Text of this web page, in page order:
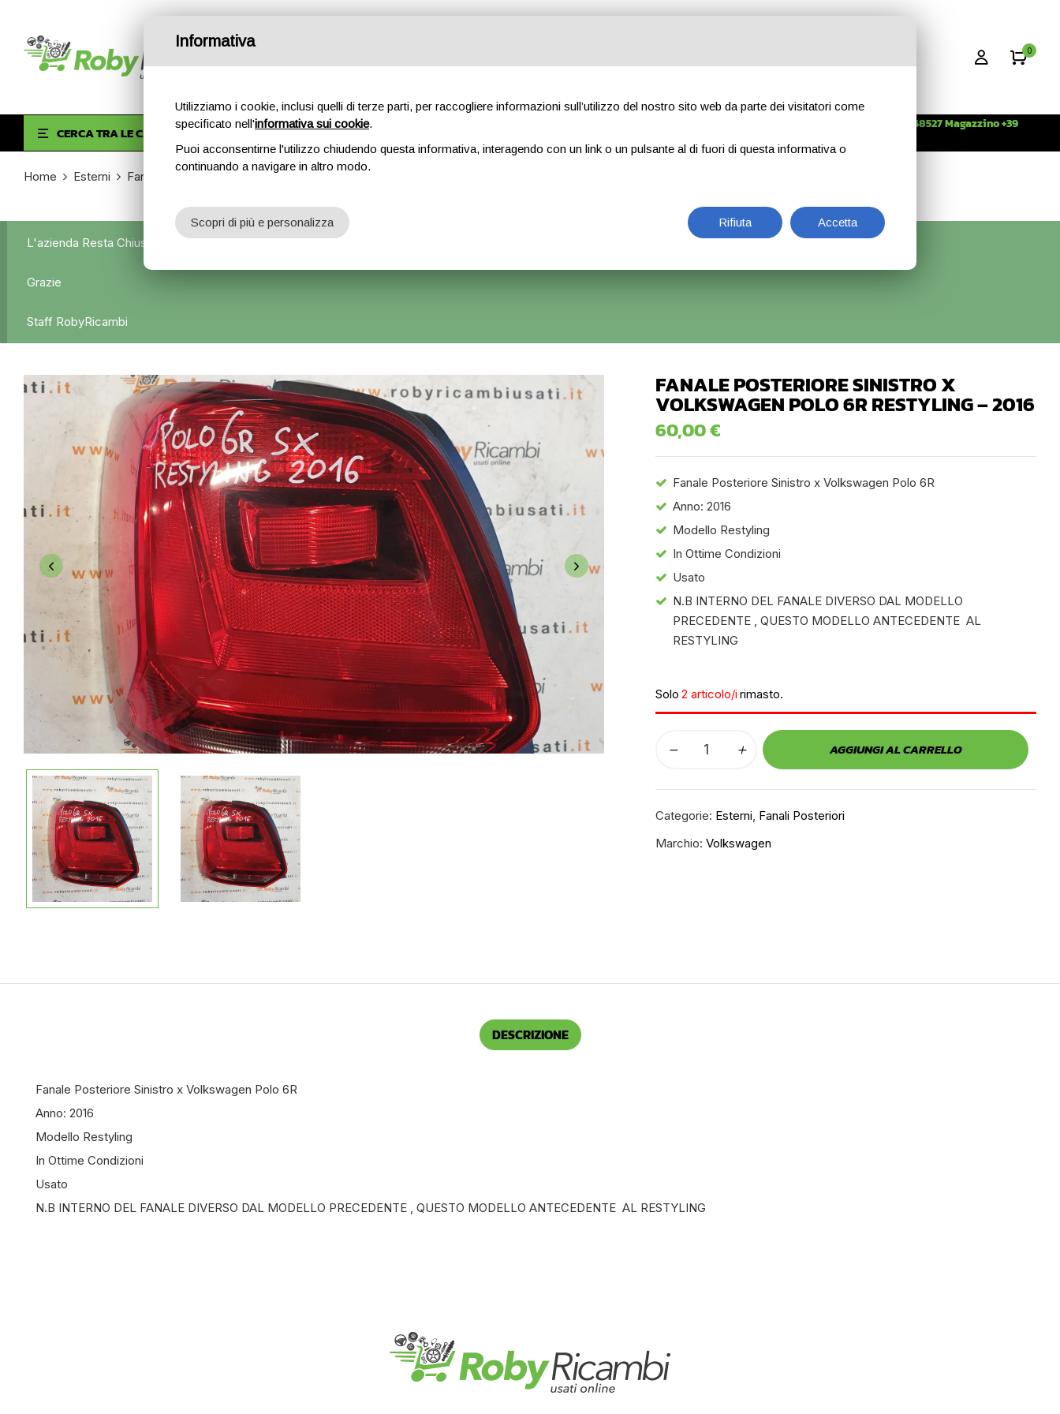
0
CERCA TRA LE CATEGORIE HOME
Info +39 3396268527 Magazzino +39
Home Esterni Fanali posteriori Fanale Posteriore Sinistro x Volkswagen Polo 6R Restyling – 2016
L'azienda Resta Chiusa Dal 5.08 Al 31.08 Qualsiasi Ordine Verrà Accettato Ma La Spedizione Ripartirà Dal 1 Settembre.
Grazie
Staff RobyRicambi
FANALE POSTERIORE SINISTRO X
VOLKSWAGEN POLO 6R RESTYLING – 2016
60,00€
Fanale Posteriore Sinistro x Volkswagen Polo 6R
Anno: 2016
Modello Restyling
In Ottime Condizioni
Usato
N.B INTERNO DEL FANALE DIVERSO DAL MODELLO
PRECEDENTE , QUESTO MODELLO ANTECEDENTE AL
RESTYLING
Solo 2 articolo/i rimasto.
AGGIUNGI AL CARRELLO
Categorie: Esterni Fanali Posteriori
Marchio:Volkswagen
DESCRIZIONE
Fanale Posteriore Sinistro x Volkswagen Polo 6R
Anno: 2016
Modello Restyling
In Ottime Condizioni
Usato
N.B INTERNO DEL FANALE DIVERSO DAL MODELLO PRECEDENTE , QUESTO MODELLO ANTECEDENTE AL RESTYLING
Informativa
Utilizziamo i cookie, inclusi quelli di terze parti, per raccogliere informazioni sull’utilizzo del nostro sito web da parte dei visitatori come
specificato nell'informativa sui cookie.
Puoi acconsentirne l'utilizzo chiudendo questa informativa, interagendo con un link o un pulsante al di fuori di questa informativa o
continuando a navigare in altro modo.
Rifiuta Accetta
Scopri di più e personalizza